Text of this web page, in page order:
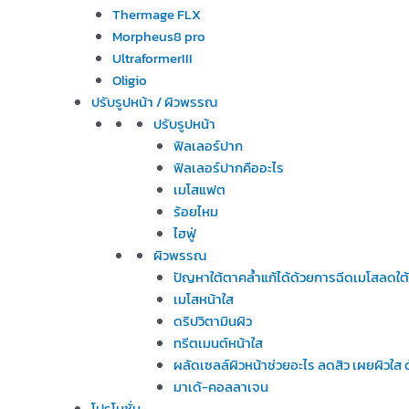
Thermage FLX
Morpheus8 pro
UltraformerIII
Oligio
ปรับรูปหน้า / ผิวพรรณ
ปรับรูปหน้า
ฟิลเลอร์ปาก
ฟิลเลอร์ปากคืออะไร
เมโสแฟต
ร้อยไหม
ไฮฟู่
ผิวพรรณ
ปัญหาใต้ตาคล้ำแก้ได้ด้วยการฉีดเมโสลดใ
เมโสหน้าใส
ดริปวิตามินผิว
ทรีตเมนต์หน้าใส
ผลัดเซลล์ผิวหน้าช่วยอะไร ลดสิว เผยผิวใ
มาเด้-คอลลาเจน